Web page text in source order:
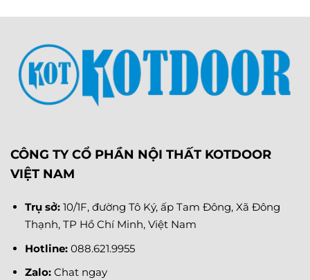
CÔNG TY CỔ PHẦN NỘI THẤT KOTDOOR
VIỆT NAM
Trụ sở: 10/1F, đường Tô Ký, ấp Tam Đông, Xã Đông
Thạnh, TP Hồ Chí Minh, Việt Nam
Hotline: 088.621.9955
Zalo: Chat ngay